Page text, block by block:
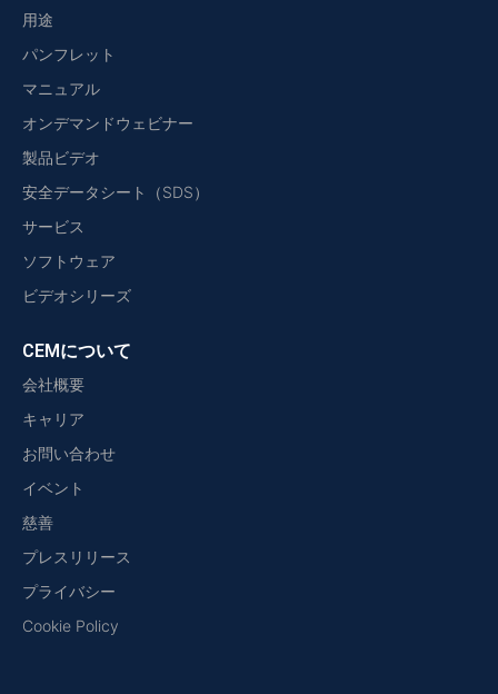
用途
パンフレット
マニュアル
オンデマンドウェビナー
製品ビデオ
安全データシート（SDS）
サービス
ソフトウェア
ビデオシリーズ
CEMについて
会社概要
キャリア
お問い合わせ
イベント
慈善
プレスリリース
プライバシー
Cookie Policy